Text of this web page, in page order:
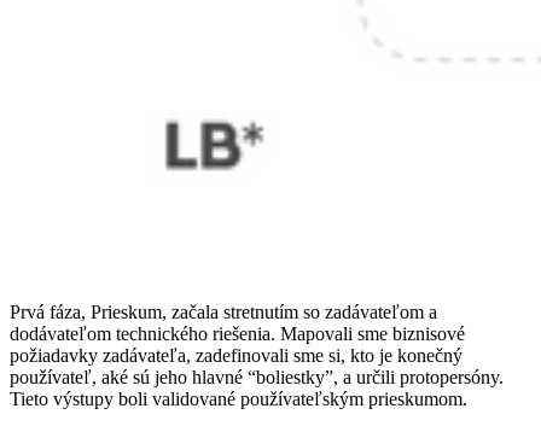
Prvá fáza, Prieskum, začala stretnutím so zadávateľom a
dodávateľom technického riešenia. Mapovali sme biznisové
požiadavky zadávateľa, zadefinovali sme si, kto je konečný
používateľ, aké sú jeho hlavné “boliestky”, a určili protopersóny.
Tieto výstupy boli validované používateľským prieskumom.